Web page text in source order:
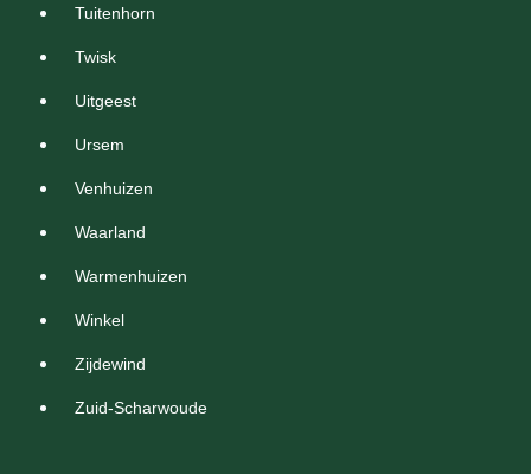
Tuitenhorn
Twisk
Uitgeest
Ursem
Venhuizen
Waarland
Warmenhuizen
Winkel
Zijdewind
Zuid-Scharwoude